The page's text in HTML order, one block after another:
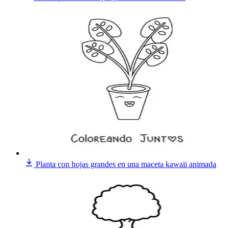
Planta con hojas grandes en una maceta kawaii animada